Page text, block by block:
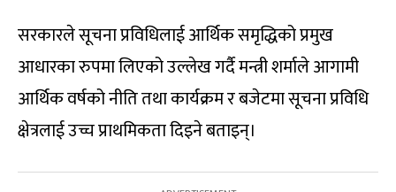
सरकारले सूचना प्रविधिलाई आर्थिक समृद्धिको प्रमुख
आधारका रुपमा लिएको उल्लेख गर्दै मन्त्री शर्माले आगामी
आर्थिक वर्षको नीति तथा कार्यक्रम र बजेटमा सूचना प्रविधि
क्षेत्रलाई उच्च प्राथमिकता दिइने बताइन्।